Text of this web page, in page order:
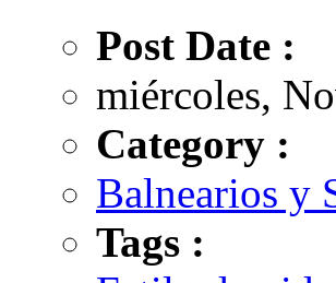
Post Date :
miércoles,
Category :
Balnearios y
Tags :